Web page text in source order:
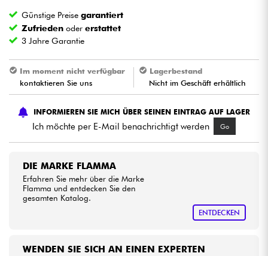
Blasinstrumente
Violinen & Quartett
Kabel & Zubehöre
HiFi
Bundle
Sehen Sie sich unsere Marken an
Günstige Preisegarantiert
Zufrieden odererstattet
3 Jahre Garantie
Im moment nicht verfügbar
kontaktieren Sie uns
Lagerbestand
Nicht im Geschäft erhältlich
INFORMIEREN SIE MICH ÜBER SEINEN EINTRAG AUF LAGER
Ich möchte per E-Mail benachrichtigt werden Go
DIE MARKE FLAMMA
Erfahren Sie mehr über die Marke
Flamma und entdecken Sie den
gesamten Katalog.
ENTDECKEN
WENDEN SIE SICH AN EINEN EXPERTEN